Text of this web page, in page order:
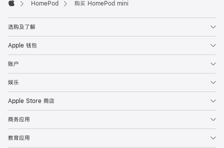
HomePod 购买 HomePod mini
选购及了解
Apple 钱包
账户
娱乐
Apple Store 商店
商务应用
教育应用